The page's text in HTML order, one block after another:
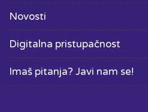
Novosti
Digitalna pristupačnost
Imaš pitanja? Javi nam se!